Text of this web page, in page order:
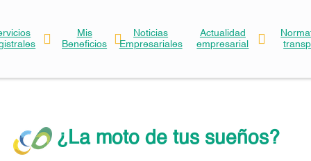
Mis
Beneficios
Noticias
Empresariales
Actualidad
empresarial
¿La moto de tus sueños?